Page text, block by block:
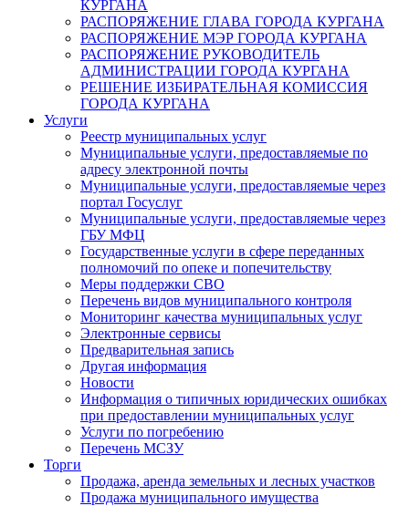
КУРГАНА
РАСПОРЯЖЕНИЕ ГЛАВА ГОРОДА КУРГАНА
РАСПОРЯЖЕНИЕ МЭР ГОРОДА КУРГАНА
РАСПОРЯЖЕНИЕ РУКОВОДИТЕЛЬ
АДМИНИСТРАЦИИ ГОРОДА КУРГАНА
РЕШЕНИЕ ИЗБИРАТЕЛЬНАЯ КОМИССИЯ
ГОРОДА КУРГАНА
Услуги
Реестр муниципальных услуг
Муниципальные услуги, предоставляемые по
адресу электронной почты
Муниципальные услуги, предоставляемые через
портал Госуслуг
Муниципальные услуги, предоставляемые через
ГБУ МФЦ
Государственные услуги в сфере переданных
полномочий по опеке и попечительству
Меры поддержки СВО
Перечень видов муниципального контроля
Мониторинг качества муниципальных услуг
Электронные сервисы
Предварительная запись
Другая информация
Новости
Информация о типичных юридических ошибках
при предоставлении муниципальных услуг
Услуги по погребению
Перечень МСЗУ
Торги
Продажа, аренда земельных и лесных участков
Продажа муниципального имущества